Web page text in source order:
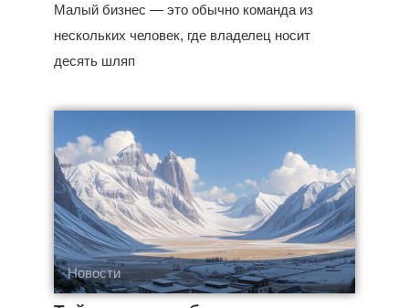
Малый бизнес — это обычно команда из
нескольких человек, где владелец носит
десять шляп
Новости